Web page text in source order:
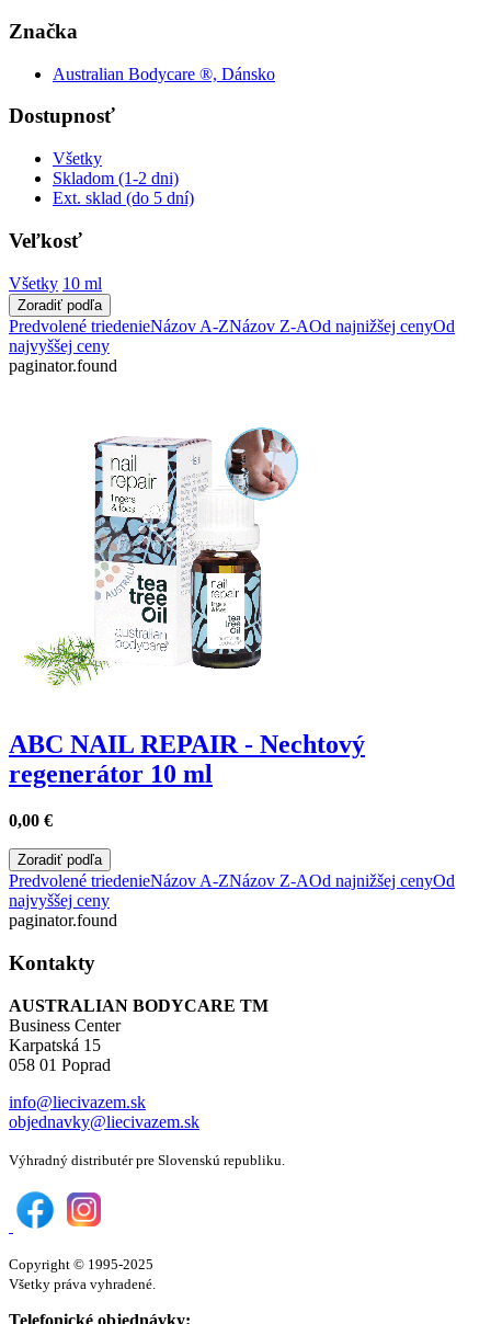
Značka
Australian Bodycare ®, Dánsko
Dostupnosť
Všetky
Skladom (1-2 dni)
Ext. sklad (do 5 dní)
Veľkosť
Všetky 10 ml
Zoradiť podľa
Predvolené triedenieNázov A-ZNázov Z-AOd najnižšej cenyOd
najvyššej ceny
paginator.found
ABC NAIL REPAIR - Nechtový
regenerátor 10 ml
0,00 €
Zoradiť podľa
Predvolené triedenieNázov A-ZNázov Z-AOd najnižšej cenyOd
najvyššej ceny
paginator.found
Kontakty
AUSTRALIAN BODYCARE TM
Business Center
Karpatská 15
058 01 Poprad
info@liecivazem.sk
objednavky@liecivazem.sk
Výhradný distributér pre Slovenskú republiku.
Copyright © 1995-2025
Všetky práva vyhradené.
Telefonické objednávky: